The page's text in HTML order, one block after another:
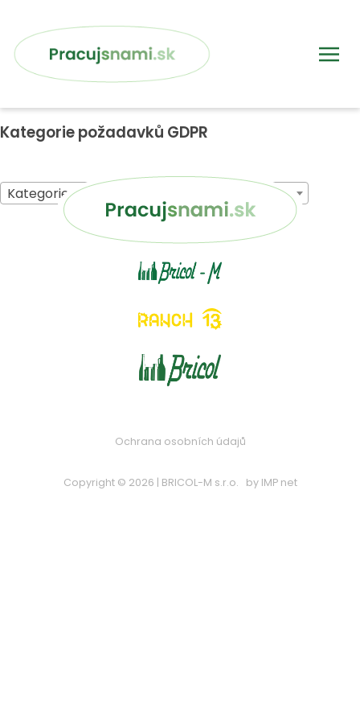
Kategorie požadavků GDPR
Kategorie požadavků GDPR
Ochrana osobních údajů
Copyright © 2026 | BRICOL-M s.r.o. by IMP net